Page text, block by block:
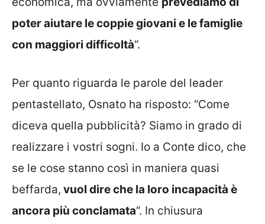
poter aiutare le coppie giovani e le famiglie
con maggiori difficoltà“.
Per quanto riguarda le parole del leader
pentastellato, Osnato ha risposto: “Come
diceva quella pubblicità? Siamo in grado di
realizzare i vostri sogni. Io a Conte dico, che
se le cose stanno così in maniera quasi
beffarda, vuol dire che la loro incapacità è
ancora più conclamata“. In chiusura